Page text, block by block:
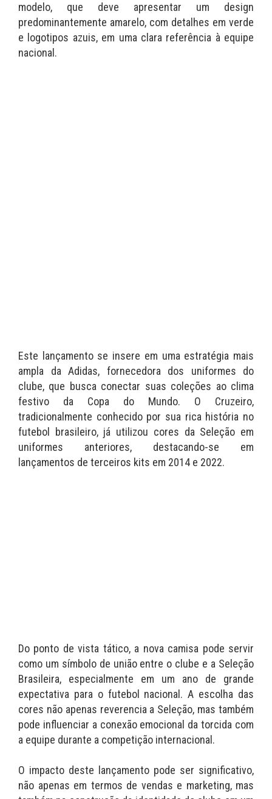
modelo, que deve apresentar um design
predominantemente amarelo, com detalhes em verde
e logotipos azuis, em uma clara referência à equipe
nacional.
Este lançamento se insere em uma estratégia mais
ampla da Adidas, fornecedora dos uniformes do
clube, que busca conectar suas coleções ao clima
festivo da Copa do Mundo. O Cruzeiro,
tradicionalmente conhecido por sua rica história no
futebol brasileiro, já utilizou cores da Seleção em
uniformes anteriores, destacando-se em
lançamentos de terceiros kits em 2014 e 2022.
Do ponto de vista tático, a nova camisa pode servir
como um símbolo de união entre o clube e a Seleção
Brasileira, especialmente em um ano de grande
expectativa para o futebol nacional. A escolha das
cores não apenas reverencia a Seleção, mas também
pode influenciar a conexão emocional da torcida com
a equipe durante a competição internacional.
O impacto deste lançamento pode ser significativo,
não apenas em termos de vendas e marketing, mas